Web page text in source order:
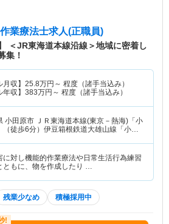
業療法士求人(正職員)
＜JR東海道本線沿線＞地域に密着し
集！
月収】 25.8万円～ 程度（諸手当込み）
年収】 383万円～ 程度（諸手当込み）
小田原市 ＪＲ東海道本線(東京－熱海)「小
（徒歩6分）伊豆箱根鉄道大雄山線「小田
に対し機能的作業療法や日常生活行為練習
ともに、物を作成したり …
残業少なめ 積極採用中